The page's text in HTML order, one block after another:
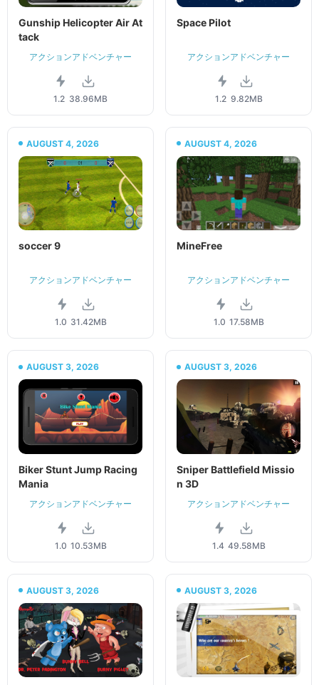
Gunship Helicopter Air At
tack
アクションアドベンチャー
1.2 38.96MB
Space Pilot
アクションアドベンチャー
1.2 9.82MB
AUGUST 4, 2026
soccer 9
アクションアドベンチャー
1.0 31.42MB
AUGUST 4, 2026
MineFree
アクションアドベンチャー
1.0 17.58MB
AUGUST 3, 2026
Biker Stunt Jump Racing
Mania
アクションアドベンチャー
1.0 10.53MB
AUGUST 3, 2026
Sniper Battlefield Missio
n 3D
アクションアドベンチャー
1.4 49.58MB
AUGUST 3, 2026 AUGUST 3, 2026